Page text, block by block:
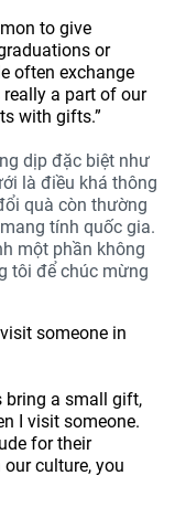
to give
or
often exchange
a part of our
with gifts.”
dịp đặc biệt như
là điều khá thông
quà còn thường
tính quốc gia.
một phần không
tôi để chúc mừng
someone in
bring a small gift,
I visit someone.
for their
culture, you